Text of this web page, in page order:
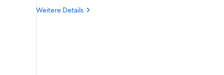
Weitere Details
Weitere